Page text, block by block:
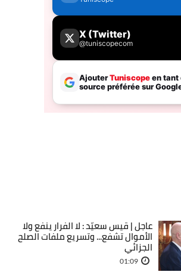
عاجل | قيس سعيّد : لا الفرار ينفع ولا
الأموال تشفع... وتسريع ملفات الصلح
الجزائي
01:09